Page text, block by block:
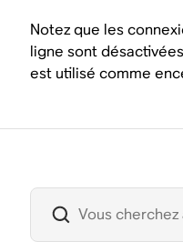
Notez que les
ligne sont
est utilisé comme